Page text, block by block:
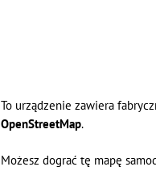
To urządzenie zawiera
OpenStreetMap.
Możesz dograć tę mapę